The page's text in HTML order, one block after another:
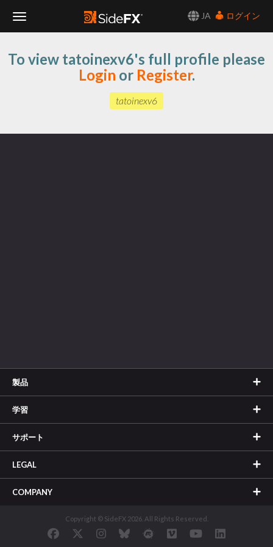
JA
ログイン
Navigation
To view tatoinexv6's full profile please
Login or Register.
tatoinexv6
製品
学習
サポート
LEGAL
COMPANY
Copyright © SideFX 2026. All Rights Reserved.